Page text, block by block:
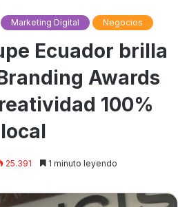
Marketing Digital Negocios
Ecuador brilla
Awards
100%
local
25.391 1 minuto leyendo